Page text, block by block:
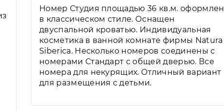
Номер Студия площадью 36 кв.м. оформлен
в классическом стиле. Оснащен
двуспальной кроватью. Индивидуальная
косметика в ванной комнате фирмы Natura
Siberica. Несколько номеров соединены с
номерами Стандарт с общей дверью. Все
номера для некурящих. Отличный вариант
для размещения с детьми.